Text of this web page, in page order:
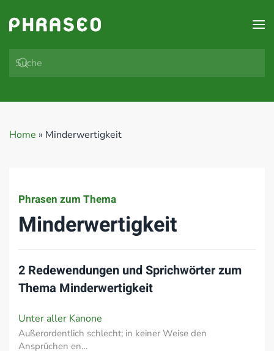
Zum Hauptinhalt springen
Home » Minderwertigkeit
Phrasen zum Thema
Minderwertigkeit
2 Redewendungen und Sprichwörter zum
Thema Minderwertigkeit
Unter aller Kanone
Außerordentlich schlecht; in keiner Weise den
Ansprüchen en…